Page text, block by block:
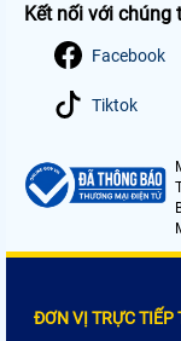
Kết nối với chúng
Facebook
Tiktok
ĐƠN VỊ TRỰC TIẾP